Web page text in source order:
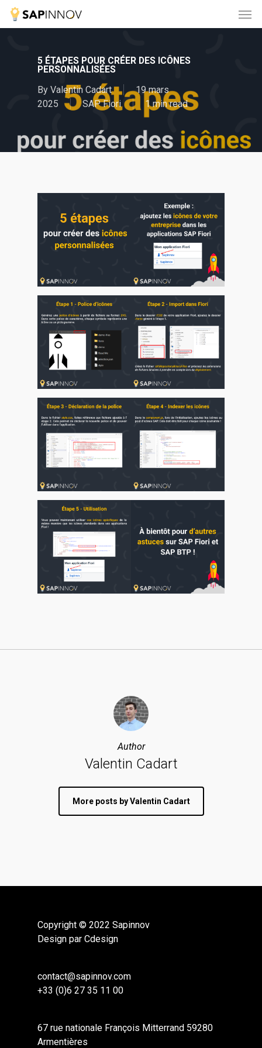
Skip
5 ÉTAPES POUR CRÉER DES ICÔNES
PERSONNALISÉES
By Valentin Cadart
19 mars
2025
SAP Fiori 1 min read
Author
Valentin Cadart
More posts by Valentin Cadart
Copyright © 2022 Sapinnov
Design par Cdesign
contact@sapinnov.com
+33 (0)6 27 35 11 00
67 rue nationale François Mitterrand 59280
Armentières